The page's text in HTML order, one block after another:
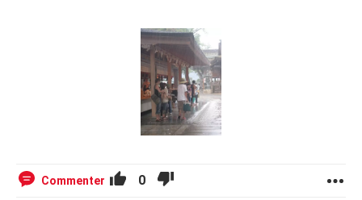
Commenter 0